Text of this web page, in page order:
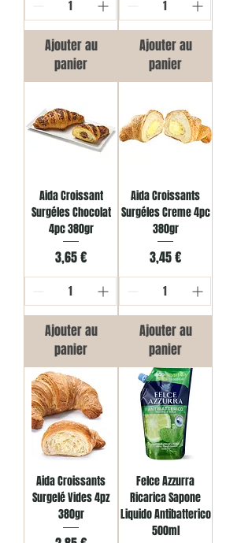
Ajouter au
panier
Ajouter au
panier
Aida Croissant
Surgéles Chocolat
4pc 380gr
Prix
3,65 €
Ajouter au
panier
Aida Croissants
Surgéles Creme 4pc
380gr
Prix
3,45 €
Ajouter au
panier
Aida Croissants
Surgelé Vides 4pz
380gr
Felce Azzurra
Ricarica Sapone
Liquido Antibatterico
500ml